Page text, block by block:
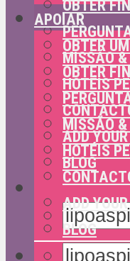
OBTER
MISSÃO &
HOTÉIS
ADD
BLOG
APOIAR
OBTER
OBTER
MISSÃO &
HOTÉIS
ADD
BLOG